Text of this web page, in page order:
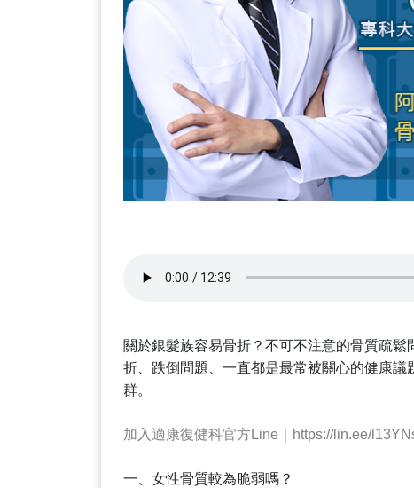
關於銀髮族容易骨折？不可不注意的骨質疏
折、跌倒問題、一直都是最常被關心的健康
群。
加入適康復健科官方Line｜https://lin.ee/
一、女性骨質較為脆弱嗎？